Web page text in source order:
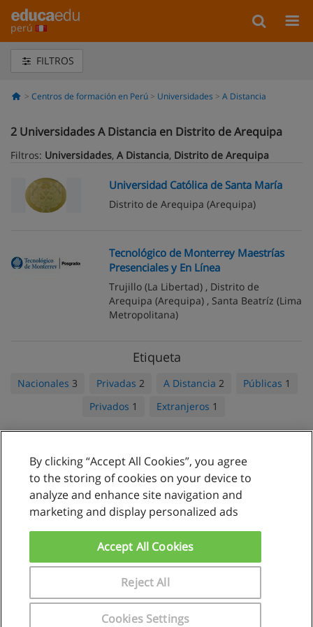
perú
FILTROS
Centros de formación en Perú Universidades A Distancia
2 Universidades A Distancia en Distrito de Arequipa
Filtros: Universidades, A Distancia, Distrito de Arequipa
Universidad Católica de Santa María
Distrito de Arequipa (Arequipa)
Tecnológico de Monterrey Maestrías
Presenciales y En Línea
Trujillo (La Libertad) , Distrito de
Arequipa (Arequipa) , Santa Beatríz (Lima
Metropolitana)
Etiqueta
Nacionales 3 Privadas 2 A Distancia 2 Públicas 1
Privados 1 Extranjeros 1
Reglas de uso
Privacidad de datos
www.educaedu.com.pe
By clicking “Accept All Cookies”, you agree
to the storing of cookies on your device to
analyze and enhance site navigation and
marketing and display personalized ads
Cookies Settings
Reject All
Accept All Cookies